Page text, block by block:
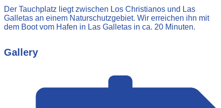
Der Tauchplatz liegt zwischen Los Christianos und Las
Galletas an einem Naturschutzgebiet. Wir erreichen ihn mit
dem Boot vom Hafen in Las Galletas in ca. 20 Minuten.
Gallery